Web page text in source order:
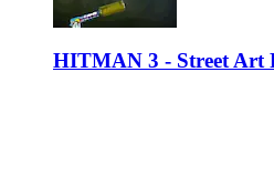
HITMAN 3 - Street Art